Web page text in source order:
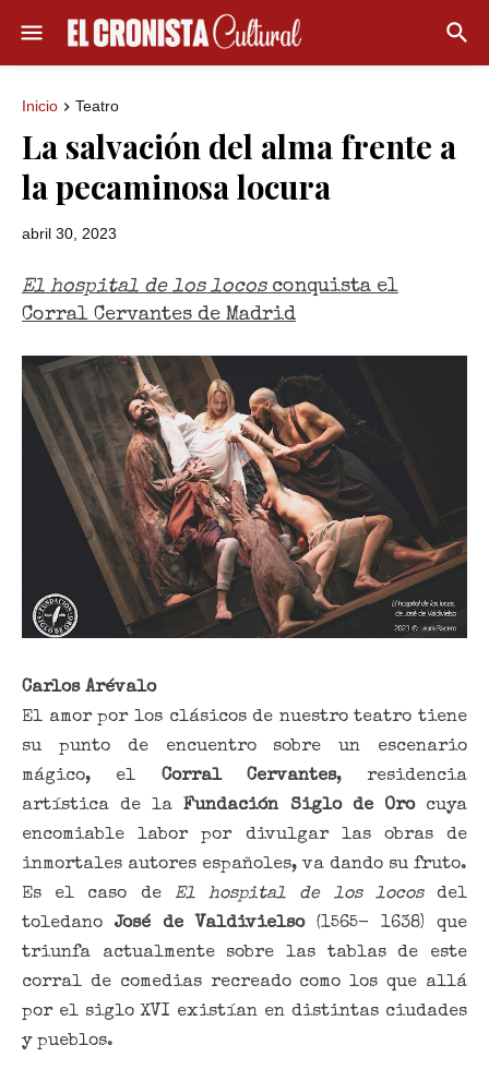
Inicio Teatro
La salvación del alma frente a
la pecaminosa locura
abril 30, 2023
El hospital de los locos conquista el
Corral Cervantes de Madrid
Carlos Arévalo
El amor por los clásicos de nuestro teatro tiene
su punto de encuentro sobre un escenario
mágico, el Corral Cervantes, residencia
artística de laFundación Siglo de Orocuya
encomiable labor por divulgar las obras de
inmortales autores españoles, va dando su fruto.
Es el caso de El hospital de los locosdel
toledano
José de Valdivielso (1565- 1638) que
triunfa actualmente sobre las tablas de este
corral de comedias recreado como los que allá
por el siglo XVI existían en distintas ciudades
y pueblos.